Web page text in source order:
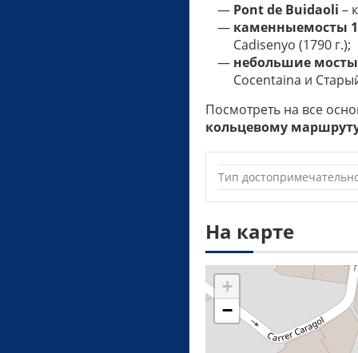
Pont de Buidaoli –
каменныемосты
Cadisenyo (1790 г.);
небольшие мосты
Cocentaina и
Посмотреть на все
кольцевому
Тип
На карте
+
−